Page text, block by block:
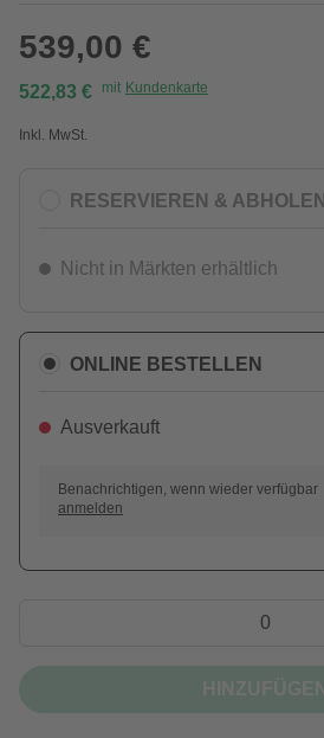
539,00 €
522,83 € mit Kundenkarte
Inkl. MwSt.
RESERVIEREN & ABHOLEN
Nicht in Märkten erhältlich
ONLINE BESTELLEN
Ausverkauft
Benachrichtigen, wenn wieder verfügbar
anmelden